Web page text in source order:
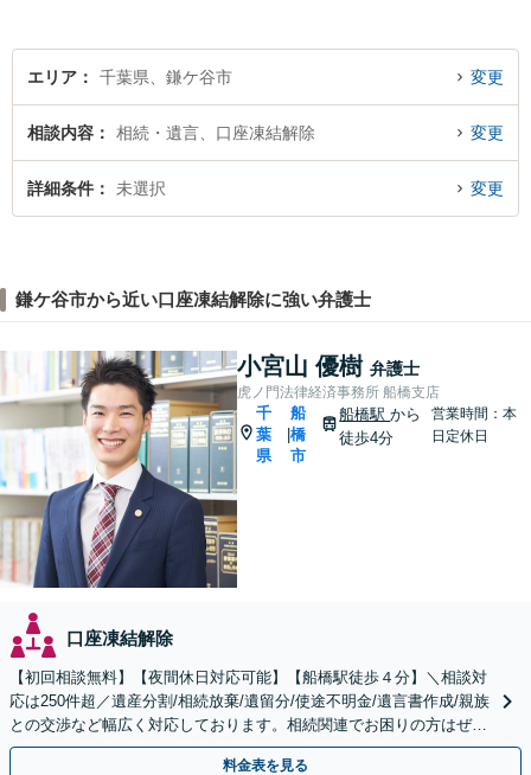
て参ります。
エリア 千葉県、鎌ケ谷市 変更
相談内容 相続・遺言、口座凍結解除 変更
詳細条件 未選択 変更
鎌ケ谷市から近い口座凍結解除に強い弁護士
小宮山 優樹 弁護士
虎ノ門法律経済事務所 船橋支店
千
葉
県
船
橋
市
船橋駅から
徒歩4分
営業時間：本
日定休日
口座凍結解除
【初回相談無料】【夜間休日対応可能】【船橋駅徒歩４分】＼相談対
応は250件超／遺産分割/相続放棄/遺留分/使途不明金/遺言書作成/親族
との交渉など幅広く対応しております。相続関連でお困りの方はぜひ
一度ご相談ください。
料金表を見る